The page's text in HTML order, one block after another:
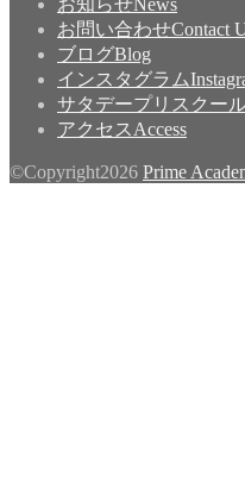
お知らせNews
お問い合わせContact
ブログBlog
インスタグラム
サタデープリスクー
アクセス Access
©Copyright2026 Prime